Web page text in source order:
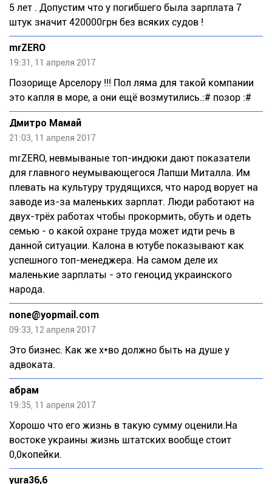
5 лет . Допустим что у погибшего была зарплата 7
штук значит 420000грн без всяких судов !
mrZERO
19:31, 11 апреля 2017
Позорище Арселору !!! Пол ляма для такой компании
это капля в море, а они ещё возмутились.:# позор :#
Дмитро Мамай
21:03, 11 апреля 2017
mrZERO, невмываные топ-индюки дают показатели
для главного неумывающегося Лапши Миталла. Им
плевать на культуру трудящихся, что народ ворует на
заводе из-за маленьких зарплат. Люди работают на
двух-трёх работах чтобы прокормить, обуть и одеть
семью - о какой охране труда может идти речь в
данной ситуации. Калона в ютубе показывают как
успешного топ-менеджера. На самом деле их
маленькие зарплаты - это геноцид украинского
народа.
none@yopmail.com
09:33, 12 апреля 2017
Это бизнес. Как же х*во должно быть на душе у
адвоката.
абрам
19:35, 11 апреля 2017
Хорошо что его жизнь в такую сумму оценили.На
востоке украины жизнь штатских вообще стоит
0,0копейки.
yura36,6